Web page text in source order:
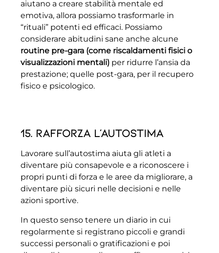
aiutano a creare stabilità mentale ed
emotiva, allora possiamo trasformarle in
“rituali” potenti ed efficaci. Possiamo
considerare abitudini sane anche alcune
routine pre-gara (come riscaldamenti fisici o
visualizzazioni mentali) per ridurre l’ansia da
prestazione; quelle post-gara, per il recupero
fisico e psicologico.
15. Rafforza l’autostima
Lavorare sull’autostima aiuta gli atleti a
diventare più consapevole e a riconoscere i
propri punti di forza e le aree da migliorare, a
diventare più sicuri nelle decisioni e nelle
azioni sportive.
In questo senso tenere un diario in cui
regolarmente si registrano piccoli e grandi
successi personali o gratificazioni e poi